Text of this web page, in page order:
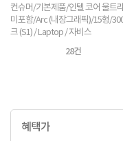
컨슈머/기본제품/인텔 코어 울트
미포함/Arc (내장그래픽)/15형/
크 (S1) / Laptop / 자비스
28건
혜택가